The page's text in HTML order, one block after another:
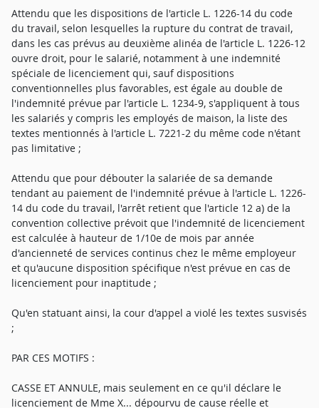
Attendu que les dispositions de l'article L. 1226-14 du code
du travail, selon lesquelles la rupture du contrat de travail,
dans les cas prévus au deuxième alinéa de l'article L. 1226-12
ouvre droit, pour le salarié, notamment à une indemnité
spéciale de licenciement qui, sauf dispositions
conventionnelles plus favorables, est égale au double de
l'indemnité prévue par l'article L. 1234-9, s'appliquent à tous
les salariés y compris les employés de maison, la liste des
textes mentionnés à l'article L. 7221-2 du même code n'étant
pas limitative ;
Attendu que pour débouter la salariée de sa demande
tendant au paiement de l'indemnité prévue à l'article L. 1226-
14 du code du travail, l'arrêt retient que l'article 12 a) de la
convention collective prévoit que l'indemnité de licenciement
est calculée à hauteur de 1/10e de mois par année
d'ancienneté de services continus chez le même employeur
et qu'aucune disposition spécifique n'est prévue en cas de
licenciement pour inaptitude ;
Qu'en statuant ainsi, la cour d'appel a violé les textes susvisés
;
PAR CES MOTIFS :
CASSE ET ANNULE, mais seulement en ce qu'il déclare le
licenciement de Mme X... dépourvu de cause réelle et